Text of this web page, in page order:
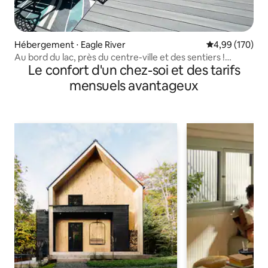
Hébergement ⋅ Eagle River Évaluation
4,99 (170)
Au bord du lac, près du centre-ville et des sentiers !
Approuvé pour les chiens
Le confort d'un chez-soi et des tarifs
mensuels avantageux